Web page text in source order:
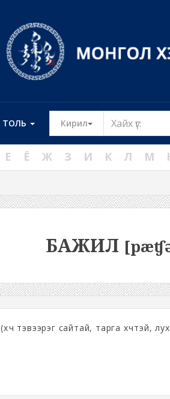
ТОЛЬ Кирил Toggle Dropdown
Е Ё Ж З И К Л М
БАЖИЛ
(хүч тэвээрэг сайтай, тарга хүчтэй,